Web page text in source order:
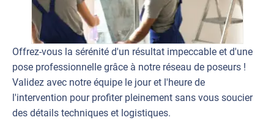
Offrez-vous la sérénité d'un résultat impeccable et d'une
pose professionnelle grâce à notre réseau de poseurs !
Validez avec notre équipe le jour et l'heure de
l'intervention pour profiter pleinement sans vous soucier
des détails techniques et logistiques.